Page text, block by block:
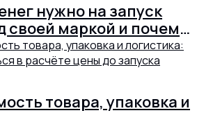
нужно на запуск
своей маркой и почему
на
товара, упаковка и